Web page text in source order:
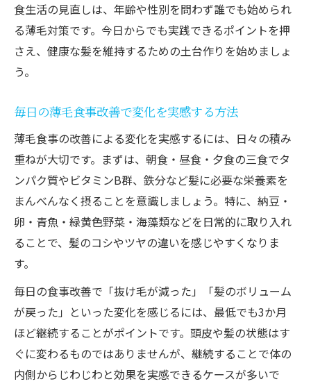
食生活の見直しは、年齢や性別を問わず誰でも始められ
る薄毛対策です。今日からでも実践できるポイントを押
さえ、健康な髪を維持するための土台作りを始めましょ
う。
毎日の薄毛食事改善で変化を実感する方法
薄毛食事の改善による変化を実感するには、日々の積み
重ねが大切です。まずは、朝食・昼食・夕食の三食でタ
ンパク質やビタミンB群、鉄分など髪に必要な栄養素を
まんべんなく摂ることを意識しましょう。特に、納豆・
卵・青魚・緑黄色野菜・海藻類などを日常的に取り入れ
ることで、髪のコシやツヤの違いを感じやすくなりま
す。
毎日の食事改善で「抜け毛が減った」「髪のボリューム
が戻った」といった変化を感じるには、最低でも3か月
ほど継続することがポイントです。頭皮や髪の状態はす
ぐに変わるものではありませんが、継続することで体の
内側からじわじわと効果を実感できるケースが多いで